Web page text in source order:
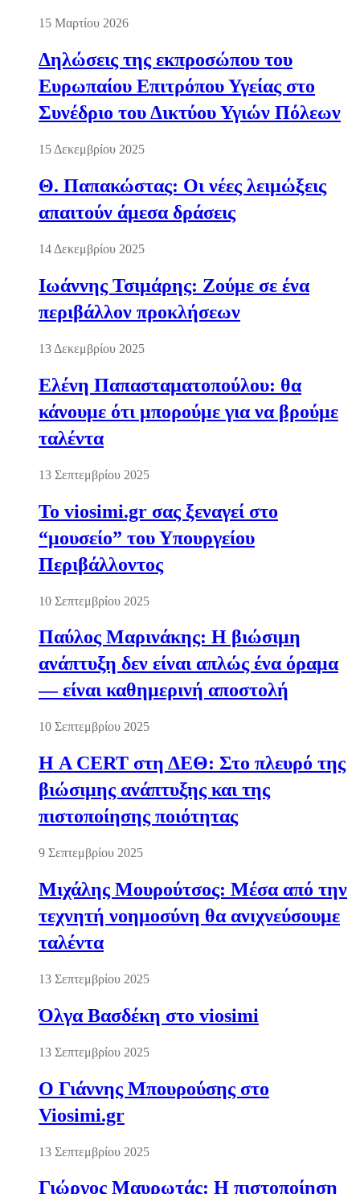
15 Μαρτίου 2026
Δηλώσεις της εκπροσώπου του
Ευρωπαίου Επιτρόπου Υγείας στο
Συνέδριο του Δικτύου Υγιών Πόλεων
15 Δεκεμβρίου 2025
Θ. Παπακώστας: Οι νέες λειμώξεις
απαιτούν άμεσα δράσεις
14 Δεκεμβρίου 2025
Ιωάννης Τσιμάρης: Ζούμε σε ένα
περιβάλλον προκλήσεων
13 Δεκεμβρίου 2025
Ελένη Παπασταματοπούλου: θα
κάνουμε ότι μπορούμε για να βρούμε
ταλέντα
13 Σεπτεμβρίου 2025
Το viosimi.gr σας ξεναγεί στο
“μουσείο” του Υπουργείου
Περιβάλλοντος
10 Σεπτεμβρίου 2025
Παύλος Μαρινάκης: Η βιώσιμη
ανάπτυξη δεν είναι απλώς ένα όραμα
— είναι καθημερινή αποστολή
10 Σεπτεμβρίου 2025
Η A CERT στη ΔΕΘ: Στο πλευρό της
βιώσιμης ανάπτυξης και της
πιστοποίησης ποιότητας
9 Σεπτεμβρίου 2025
Μιχάλης Μουρούτσος: Μέσα από την
τεχνητή νοημοσύνη θα ανιχνεύσουμε
ταλέντα
13 Σεπτεμβρίου 2025
Όλγα Βασδέκη στο viosimi
13 Σεπτεμβρίου 2025
Ο Γιάννης Μπουρούσης στο
Viosimi.gr
13 Σεπτεμβρίου 2025
Γιώργος Μαυρωτάς: Η πιστοποίηση